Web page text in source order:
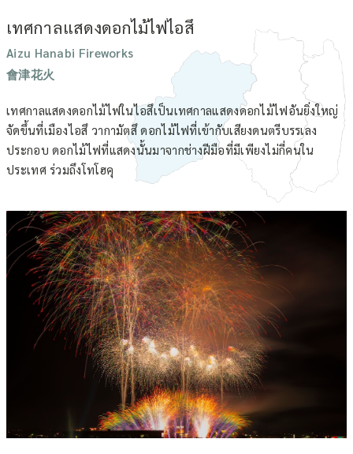
เทศกาลแสดงดอกไม้ไฟไอสึ
Aizu Hanabi Fireworks
會津花火
เทศกาลแสดงดอกไม้ไฟในไอสึเป็นเทศกาลแสดงดอกไม้ไฟอันยิ่งใหญ่
จัดขึ้นที่เมืองไอสึ วากามัตสึ ดอกไม้ไฟที่เข้ากับเสียงดนตรีบรรเลง
ประกอบ ดอกไม้ไฟที่แสดงนั้นมาจากช่างฝีมือที่มีเพียงไม่กี่คนใน
ประเทศ ร่วมถึงโทโฮคุ